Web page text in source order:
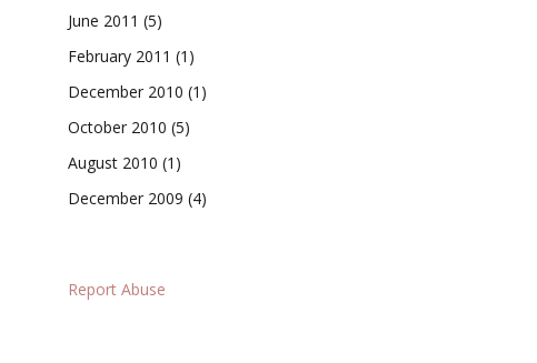
June 2011 (5)
February 2011 (1)
December 2010 (1)
October 2010 (5)
August 2010 (1)
December 2009 (4)
Report Abuse